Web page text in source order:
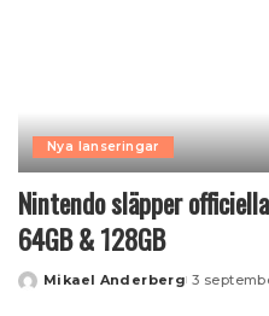
Nya lanseringar
Nintendo släpper
64GB & 128GB
Posted
Mikael Anderberg 3